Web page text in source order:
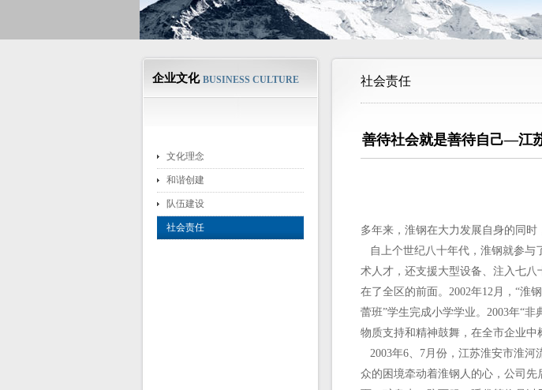
企业文化 BUSINESS CULTURE
文化理念
和谐创建
队伍建设
社会责任
社会责任
善待社会就是善待自己—江
多年来，淮钢在大力发展自身的同时
自上个世纪八十年代，淮钢就参与
术人才，还支援大型设备、注入七
在了全区的前面。2002年12月，“淮
蕾班”学生完成小学学业。2003年“
物质支持和精神鼓舞，在全市企业中
2003年6、7月份，江苏淮安市淮河
众的困境牵动着淮钢人的心，公司